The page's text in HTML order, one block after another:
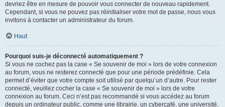
devriez être en mesure de pouvoir vous connecter de nouveau rapidement.
Cependant, si vous ne pouvez pas réinitialiser votre mot de passe, nous vous
invitons à contacter un administrateur du forum.
Haut
Pourquoi suis-je déconnecté automatiquement ?
Si vous ne cochez pas la case « Se souvenir de moi » lors de votre connexion
au forum, vous ne resterez connecté que pour une période prédéfinie. Cela
permet d’éviter que votre compte soit utilisé par quelqu’un d’autre. Pour rester
connecté, veuillez cocher la case « Se souvenir de moi » lors de votre
connexion au forum. Ceci n’est pas recommandé si vous accédez au forum
depuis un ordinateur public, comme une librairie, un cybercafé, une université,